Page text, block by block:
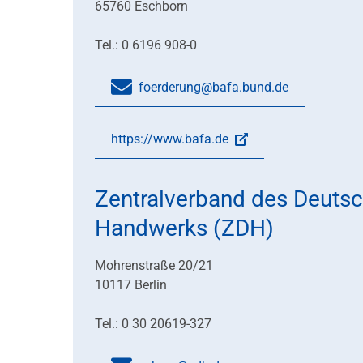
65760 Eschborn
Tel.: 0 6196 908-0
foerderung@bafa.bund.de
https://www.bafa.de
Zentralverband des
Handwerks (ZDH)
Mohrenstraße 20/21
10117 Berlin
Tel.: 0 30 20619-327